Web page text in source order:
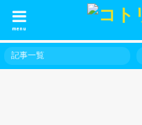
menu
記事一覧